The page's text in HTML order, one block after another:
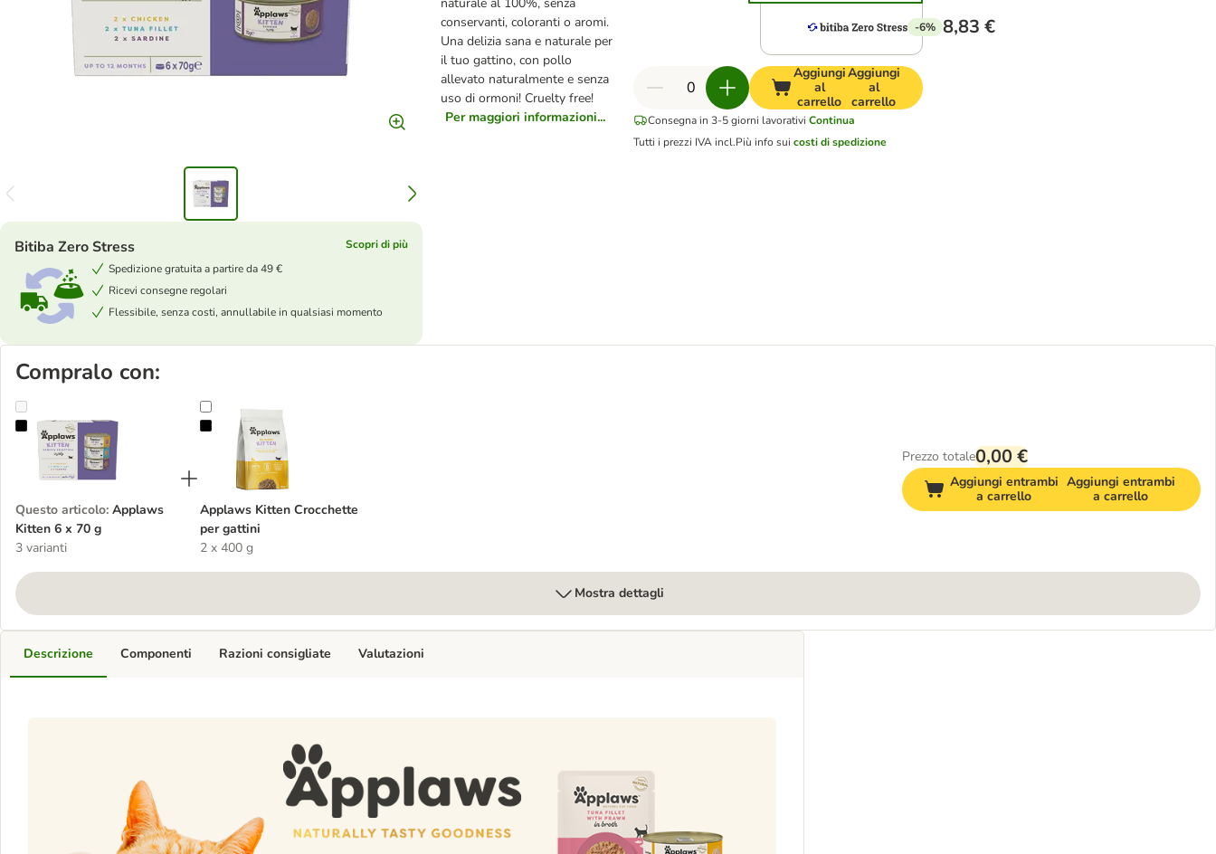
conservanti, coloranti o aromi.
Una delizia sana e naturale per
il tuo gattino, con pollo
allevato naturalmente e senza
uso di ormoni! Cruelty free!
Per maggiori informazioni...
Bitiba Zero Stress
Scopri di più
Spedizione gratuita a partire da 49 €
Ricevi consegne regolari
Flessibile, senza costi, annullabile in qualsiasi momento
-6% 8,83 €
Aggiungi
al
carrello
Aggiungi
al
carrello
Consegna in 3-5 giorni lavorativi Continua
Tutti i prezzi IVA incl.Più info sui costi di spedizione
Compralo con:
Applaws Kitten 6 x 70 g
Questo articolo: Applaws
Kitten 6 x 70 g
3 varianti
Applaws Kitten Crocchette per gattini
Applaws Kitten Crocchette
per gattini
2 x 400 g
Prezzo totale0,00 €
Aggiungi entrambi
a carrello
Aggiungi entrambi
a carrello
Mostra dettagli
Descrizione Componenti Razioni consigliate Valutazioni